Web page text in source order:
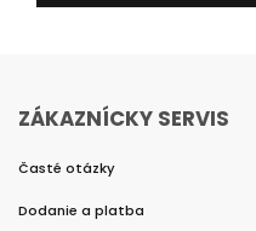
ZÁKAZNÍCKY SERVIS
Časté otázky
Dodanie a platba